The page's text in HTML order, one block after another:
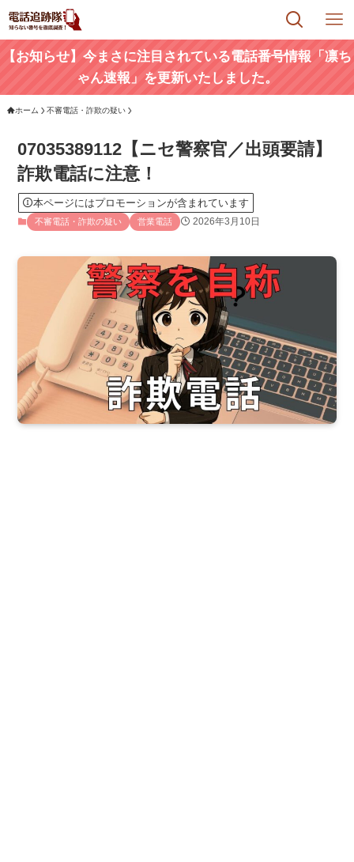
【お知らせ】今まさに注目されている電話番号情報「凛ち
ゃん速報」を更新いたしました。
ホーム 不審電話・詐欺の疑い
07035389112【ニセ警察官／出頭要請】
詐欺電話に注意！
本ページにはプロモーションが含まれています
不審電話・詐欺の疑い 営業電話 2026年3月10日